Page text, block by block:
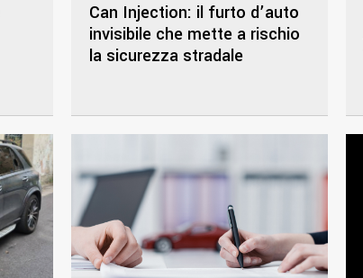
Can Injection: il furto d’auto
invisibile che mette a rischio
la sicurezza stradale